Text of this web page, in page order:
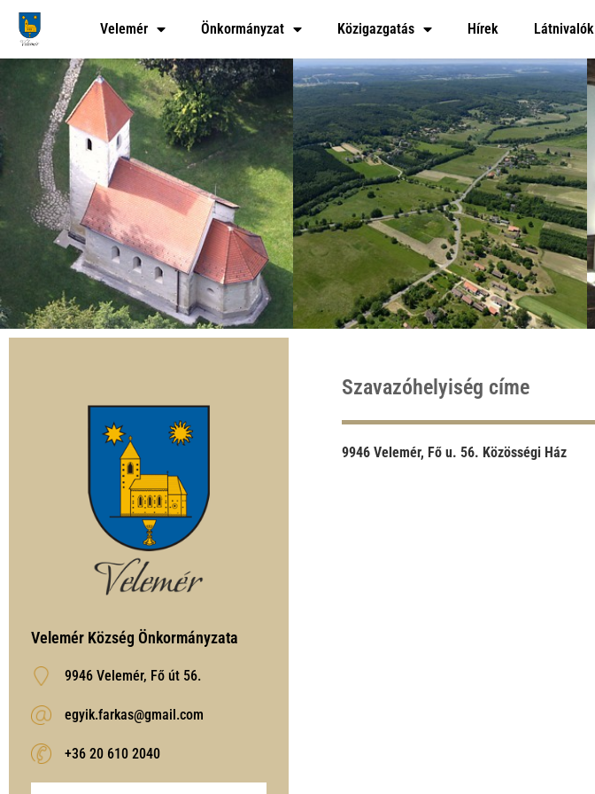
Skip
content
Velemér Önkormányzat Közigazgatás Hírek Látnivalók
Velemér Község Önkormányzata
9946 Velemér, Fő út 56.
egyik.farkas@gmail.com
‭+36 20 610 2040‬
Szavazóhelyiség címe
9946 Velemér, Fő u. 56. Közösségi Ház